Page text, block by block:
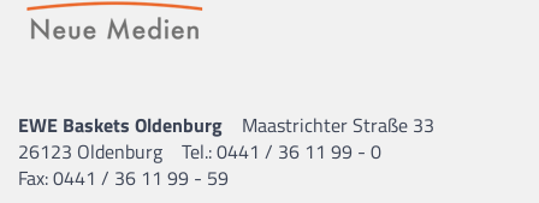
EWE Baskets Oldenburg
Maastrichter Straße 33
26123 Oldenburg
Tel.: 0441 / 36 11 99 - 0
Fax: 0441 / 36 11 99 - 59